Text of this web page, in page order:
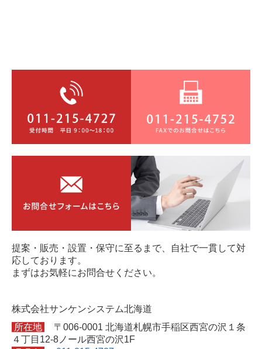
提案・販売・設置・保守に至るまで、自社で一貫して対
応しております。
まずはお気軽にお問合せください。
株式会社サンケンシステム北海道
所在地
〒006-0001 北海道札幌市手稲区西宮の沢１条
４丁目12-8ノール西宮の沢1F